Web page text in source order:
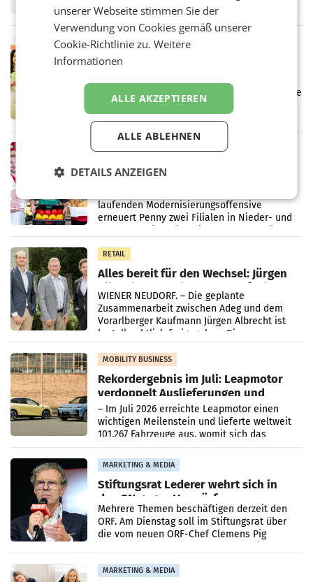
Frühjahr dank Kostensenkungen operativ
Markterwartung deutlich übertroffen.
RETAIL
Eine Bühne für Zirkularität: ARA und
Über den gesamten August hinweg rücken die
Altstoff Recycling Austria AG (ARA) und der
Handelskonzern Müller die Initiative
„Kreislauf-Helden“ in allen österreichischen
Müller-Filialen
Penny modernisiert zwei Filialen in
laufenden Modernisierungsoffensive
erneuert Penny zwei Filialen in Nieder- und
RETAIL
Alles bereit für den Wechsel: Jürgen
Albrecht setzt ab 1.1.2027 auf Adeg
WIENER NEUDORF. – Die geplante
Zusammenarbeit zwischen Adeg und dem
Vorarlberger Kaufmann Jürgen Albrecht ist
kartellrechtlich freigegeben: Die
Bundeswettbewerbsbehörde und der
Bundeskartellanwalt
MOBILITY BUSINESS
Rekordergebnis im Juli: Leapmotor
verdoppelt Auslieferungen und
überschreitet die 100.000er-Marke
– Im Juli 2026 erreichte Leapmotor einen
wichtigen Meilenstein und lieferte weltweit
101.267 Fahrzeuge aus, womit sich das
Ergebnis gegenüber Juli 2025 mehr als
verdoppelte (+102
MARKETING & MEDIA
Stiftungsrat Lederer wehrt sich in
den SN gegen Vorwürfe
Mehrere Themen beschäftigen derzeit den
ORF. Am Dienstag soll im Stiftungsrat über
die vom neuen ORF-Chef Clemens Pig
MARKETING & MEDIA
unserer Webseite stimmen Sie der
Verwendung von Cookies gemäß unserer
Cookie-Richtlinie zu.Weitere
Informationen
ALLE AKZEPTIEREN
ALLE ABLEHNEN
DETAILS ANZEIGEN